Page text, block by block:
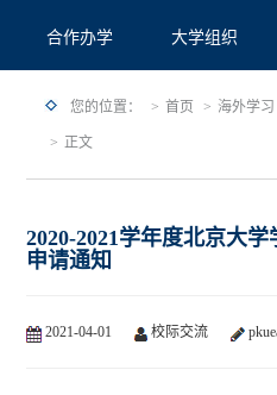
合作办学 大学组织
您的位置： 首页 海外学习
正文
2020-2021学年度北京大
申请通知
2021-04-01 校际交流